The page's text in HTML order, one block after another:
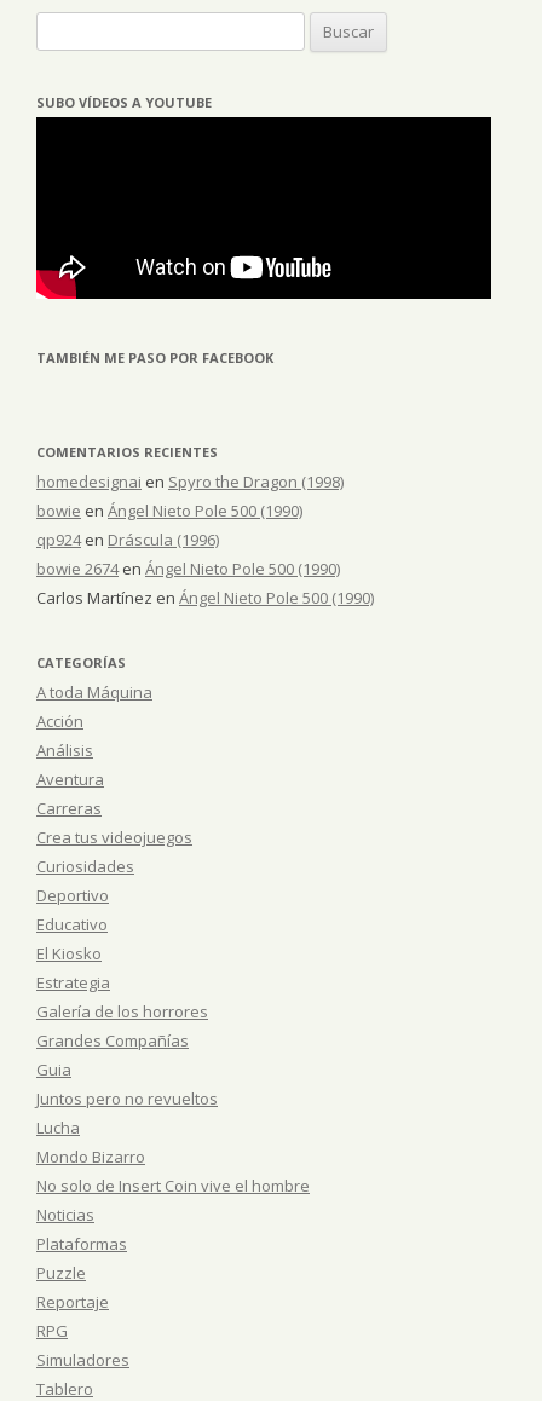
SUBO VÍDEOS A YOUTUBE
TAMBIÉN ME PASO POR FACEBOOK
COMENTARIOS RECIENTES
homedesignai en Spyro the Dragon (1998)
bowie en Ángel Nieto Pole 500 (1990)
qp924en Dráscula (1996)
bowie 2674en Ángel Nieto Pole 500 (1990)
Carlos Martínez en Ángel Nieto Pole 500 (1990)
CATEGORÍAS
A toda Máquina
Acción
Análisis
Aventura
Carreras
Crea tus videojuegos
Curiosidades
Deportivo
Educativo
El Kiosko
Estrategia
Galería de los horrores
Grandes Compañías
Guia
Juntos pero no revueltos
Lucha
Mondo Bizarro
No solo de Insert Coin vive el hombre
Noticias
Plataformas
Puzzle
Reportaje
RPG
Simuladores
Tablero